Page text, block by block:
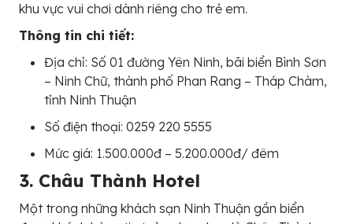
khu vực vui chơi dành riêng cho trẻ em.
Thông tin chi tiết:
Địa chỉ: Số 01 đường Yên Ninh, bãi biển Bình Sơn
– Ninh Chữ, thành phố Phan Rang – Tháp Chàm,
tỉnh Ninh Thuận
Số điện thoại: 0259 220 5555
Mức giá: 1.500.000đ – 5.200.000đ/ đêm
3. Châu Thành Hotel
Một trong những khách sạn Ninh Thuận gần biển